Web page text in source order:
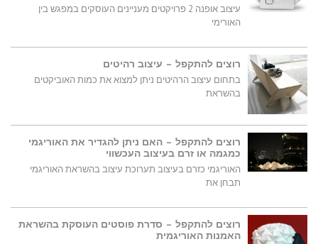
עיצוב אופנה 2 פרויקטים מעניינים העוסקים במפגש בין
האורימי
רוצים להתקפל – עיצוב רהיטים
בתחום עיצוב הרהיטים ניתן למצוא את כמות האוביקטים
בהשראת
רוצים להתקפל – האם ניתן להגדיר את האוריגמי
כמגמה או זרם בעיצוב העכשווי
האוריגמי כזרם בעיצוב תערוכת עיצוב בהשראת האוריגמי
תבחן את
רוצים להתקפל – סדרת פוסטים העוסקת בהשראת
האמנות האוריגמית